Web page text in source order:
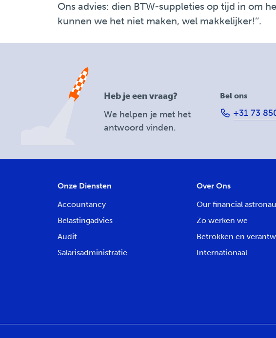
Ons advies: dien BTW-suppleties op tijd in om
kunnen we het niet maken, wel makkelijker!’’.
Heb je een vraag?
We helpen je met het
antwoord vinden.
Bel ons
+31 73
Onze Diensten
Accountancy
Belastingadvies
Audit
Salarisadministratie
Over Ons
Our financial
Zo werken we
Betrokken en
Internationaal